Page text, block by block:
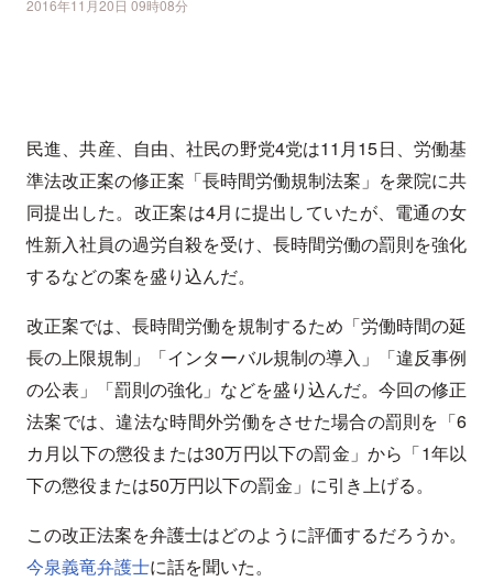
2016年11月20日 09時08分
民進、共産、自由、社民の野党4党は11月15日、労働基
準法改正案の修正案「長時間労働規制法案」を衆院に共
同提出した。改正案は4月に提出していたが、電通の女
性新入社員の過労自殺を受け、長時間労働の罰則を強化
するなどの案を盛り込んだ。
改正案では、長時間労働を規制するため「労働時間の延
長の上限規制」「インターバル規制の導入」「違反事例
の公表」「罰則の強化」などを盛り込んだ。今回の修正
法案では、違法な時間外労働をさせた場合の罰則を「6
カ月以下の懲役または30万円以下の罰金」から「1年以
下の懲役または50万円以下の罰金」に引き上げる。
この改正法案を弁護士はどのように評価するだろうか。
今泉義竜弁護士に話を聞いた。